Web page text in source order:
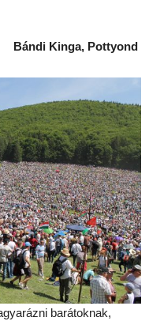
Bándi Kinga, Pottyond
barátoknak,